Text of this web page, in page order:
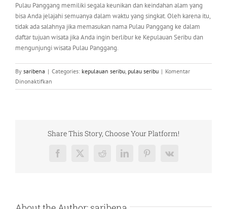
Pulau Panggang memiliki segala keunikan dan keindahan alam yang
bisa Anda jelajahi semuanya dalam waktu yang singkat. Oleh karena itu,
tidak ada salahnya jika memasukan nama Pulau Panggang ke dalam
daftar tujuan wisata jika Anda ingin berlibur ke Kepulauan Seribu dan
mengunjungi wisata Pulau Panggang.
By saribena | Categories: kepulauan seribu pulau seribu | Komentar
Dinonaktifkan
Mengenal
di
Seribu
Share This Story, Choose Your Platform!
Facebook
X RedditLinkedInPinterest
Vk